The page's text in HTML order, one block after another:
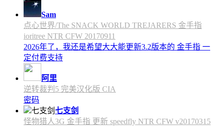
Sam
点心世界/The SNACK WORLD TREJARERS 金手指
ioritree NTR CFW 20170911
2026年了，我还是希望大大能更新3.2版本的 金手指 一
定付费支持
阿里
逆转裁判5 完美汉化版 CIA
密码
七支剑
怪物猎人3G 金手指 更新 speedfly NTR CFW v20170315